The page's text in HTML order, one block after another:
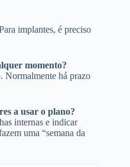
implantes, é preciso
momento?
Normalmente há prazo
a usar o plano?
internas e indicar
uma “semana da